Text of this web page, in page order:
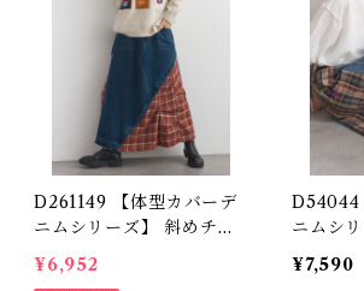
D261149 【体型カバーデ
ニムシリーズ】 斜めチェ
ック切替デニムスカート /
Diagonal Check Panel
¥6,952
D54044
ニムシ
ェック
im ×
¥7,590